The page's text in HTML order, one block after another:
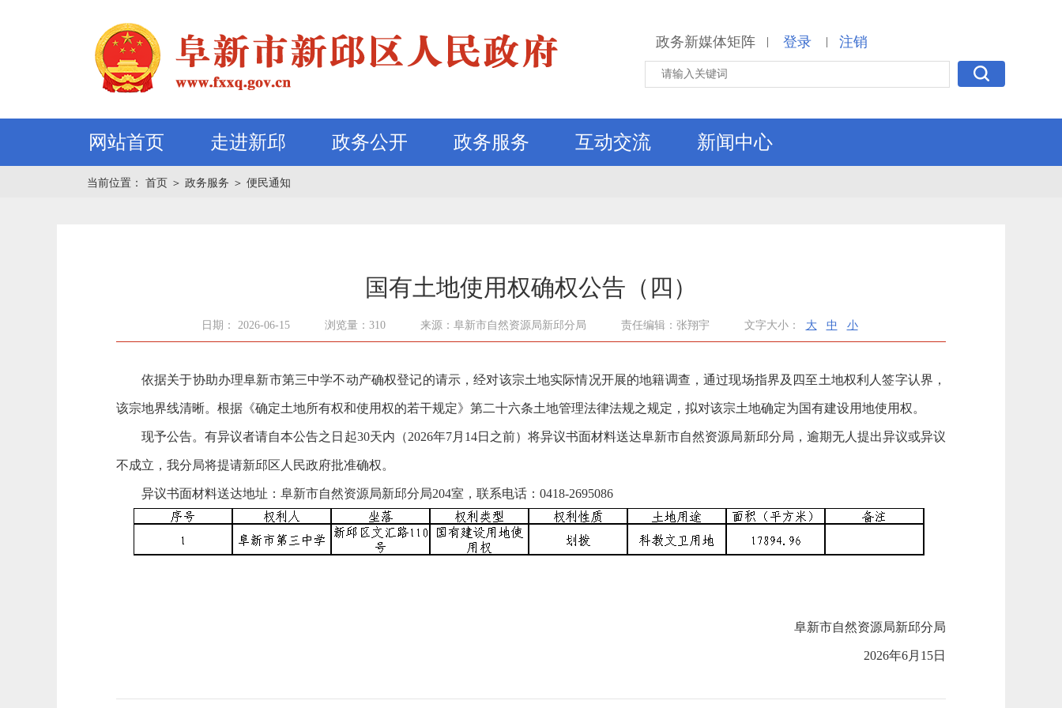
政务新媒体矩阵 | 登录 | 注销
网站首页 走进新邱 政务公开 政务服务 互动交流 新闻中心
当前位置： 首页 ＞ 政务服务 ＞ 便民通知
国有土地使用权确权公告（四）
日期： 2026-06-15 浏览量：310 来源：阜新市自然资源局新邱分局 责任编辑：张翔宇 文字大小： 大 中 小
依据关于协助办理阜新市第三中学不动产确权登记的请示 ，经对该宗土地实际情况开展的地籍调查，通过现场指界及四至土地权利人签字认界，
该宗地界线清晰。根据《确定土地所有权和使用权的若干规定》第二十六条土地管理法律法规之规定，拟对该宗土地确定为国有建设用地使用权。
现予公告。有异议者请自本公告之日起30天内（2026年7月14日之前）将异议书面材料送达阜新市自然资源局新邱分局，逾期无人提出异议或异议
不成立，我分局将提请新邱区人民政府批准确权。
异议书面材料送达地址：阜新市自然资源局新邱分局204室，联系电话：0418-2695086
阜新市自然资源局新邱分局
2026年6月15日